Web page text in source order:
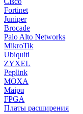
Fortinet
Juniper
Brocade
Palo Alto Networks
MikroTik
Ubiquiti
ZYXEL
Peplink
MOXA
Maipu
FPGA
Платы расширения